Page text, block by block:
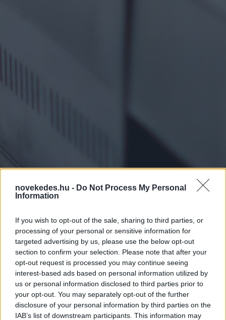
novekedes.hu - Do Not Process My Personal
Information
If you wish to opt-out of the sale, sharing to third parties, or
processing of your personal or sensitive information for
targeted advertising by us, please use the below opt-out
section to confirm your selection. Please note that after your
opt-out request is processed you may continue seeing
interest-based ads based on personal information utilized by
us or personal information disclosed to third parties prior to
your opt-out. You may separately opt-out of the further
disclosure of your personal information by third parties on the
IAB’s list of downstream participants. This information may
FAO: a globális
élelmiszerárak
növekedése 1,6
százalékra lassult
áprilisban